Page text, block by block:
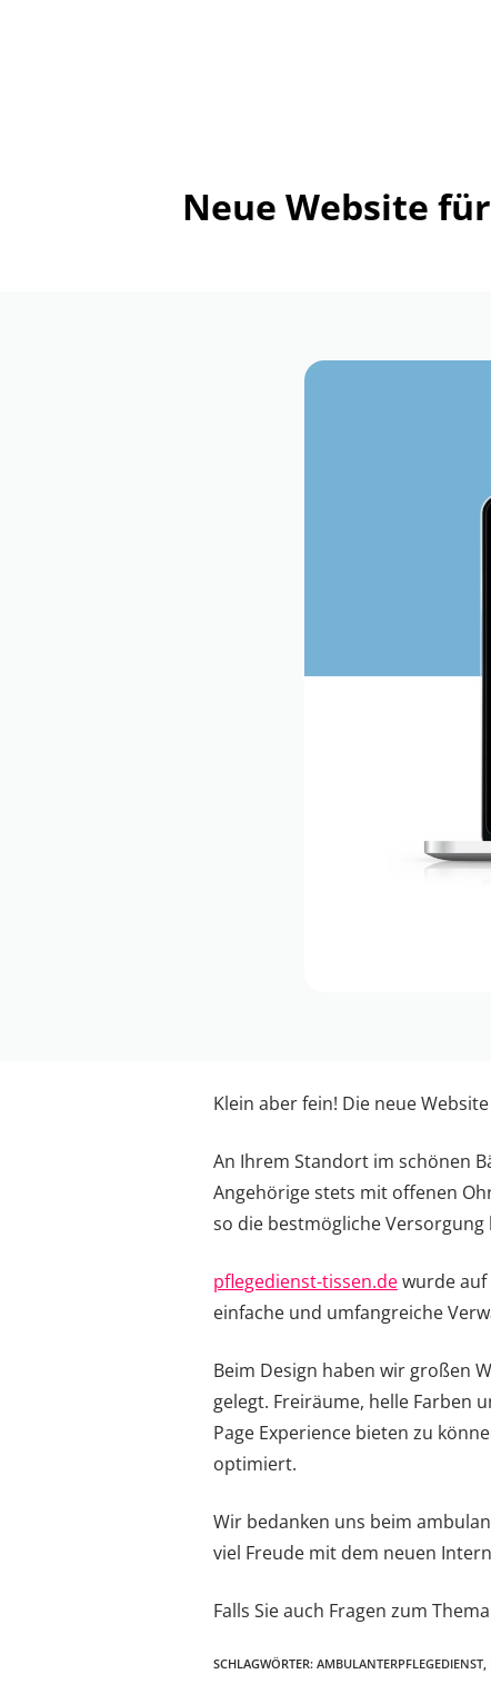
Neue Website
Klein aber fein! Die neue
An Ihrem Standort im schönen
Angehörige stets mit offenen
so die bestmögliche Versorgung
pflegedienst-tissen.dewurde auf
einfache und umfangreiche
Beim Design haben wir großen
gelegt. Freiräume, helle Farben
Page Experience bieten zu
optimiert.
Wir bedanken uns beim
viel Freude mit dem neuen
Falls Sie auch Fragen zum
SCHLAGWÖRTER: AMBULANTERPFLEGEDIENST